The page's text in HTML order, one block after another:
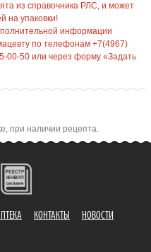
из справочника РЛС, и может
на упаковки!
информации
по телефонам +7(4967)
00-50 или через форму «Задать
при наличии рецепта.
КОНТАКТЫ НОВОСТИ